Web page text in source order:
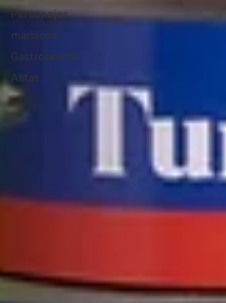
Personajes
mariscos
Gastronomía
Alitas